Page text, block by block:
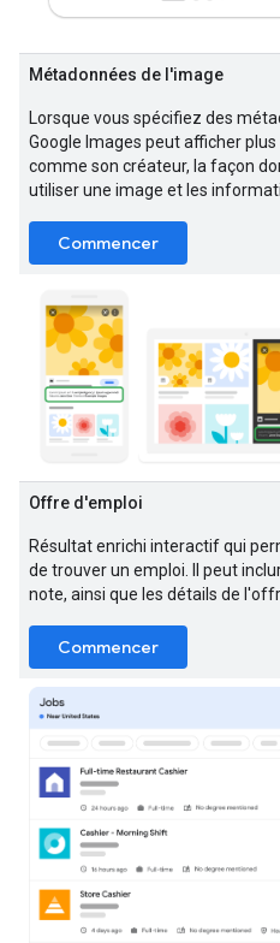
Métadonnées de l'image
Lorsque vous spécifiez des
Google Images peut afficher
comme son créateur, la façon
utiliser une image et les
Commencer
Offre d'emploi
Résultat enrichi interactif qui
de trouver un emploi. Il peut
note, ainsi que les détails de
Commencer